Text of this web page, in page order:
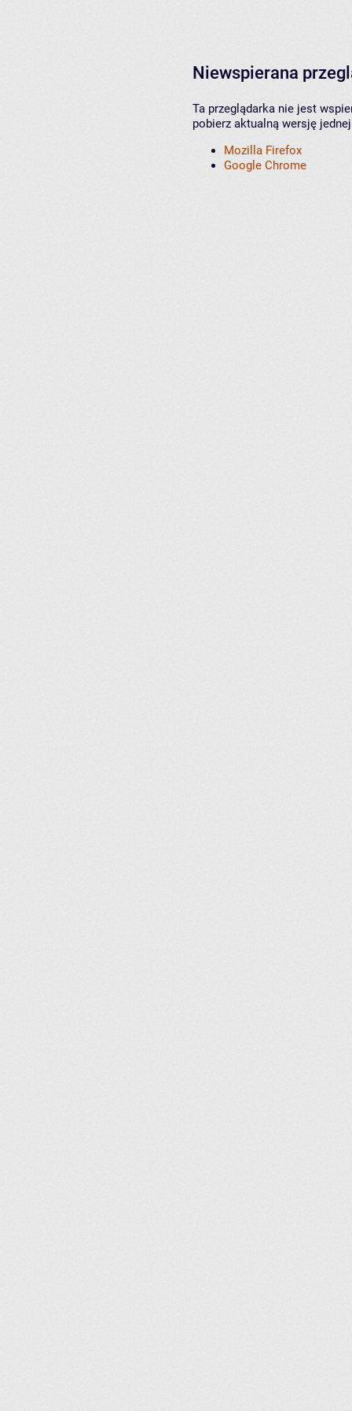
Niewspierana
Ta przeglądarka nie jest
pobierz aktualną wersję
Mozilla Firefox
Google Chrome